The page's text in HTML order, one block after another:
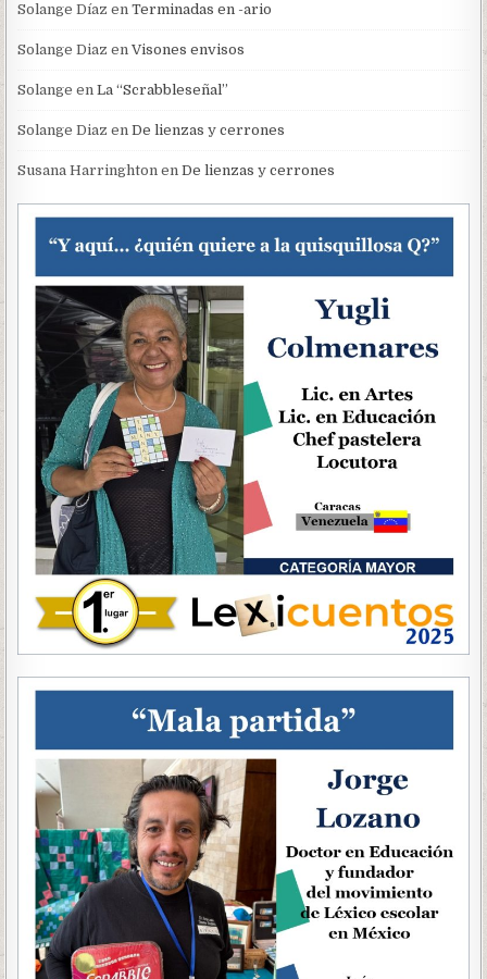
Solange Díaz enTerminadas en -ario
Solange Diaz enVisones envisos
Solange enLa “Scrabbleseñal”
Solange Diaz enDe lienzas y cerrones
Susana Harringhton enDe lienzas y cerrones